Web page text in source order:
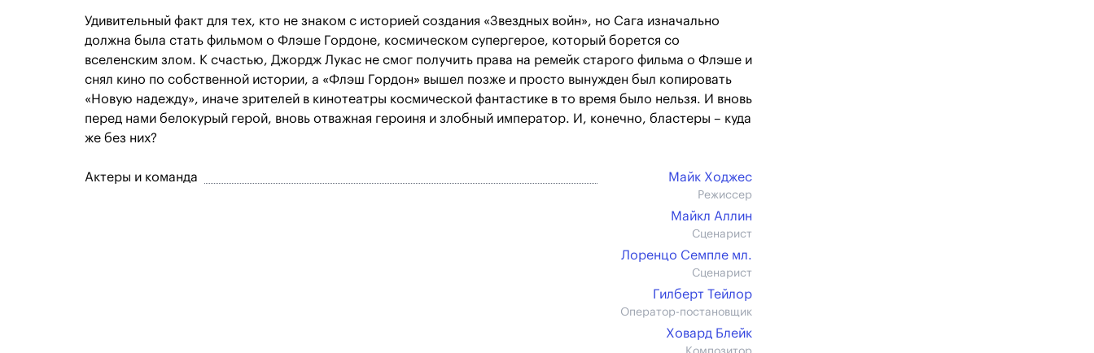
Удивительный факт для тех, кто не знаком с историей создания «Звездных войн», но Сага изначально
должна была стать фильмом о Флэше Гордоне, космическом супергерое, который борется со
вселенским злом. К счастью, Джордж Лукас не смог получить права на ремейк старого фильма о Флэше и
снял кино по собственной истории, а «Флэш Гордон» вышел позже и просто вынужден был копировать
«Новую надежду», иначе зрителей в кинотеатры космической фантастике в то время было нельзя. И вновь
перед нами белокурый герой, вновь отважная героиня и злобный император. И, конечно, бластеры – куда
же без них?
Актеры и команда Майк Ходжес
Режиссер
Майкл Аллин
Сценарист
Лоренцо Семпле мл.
Сценарист
Гилберт Тейлор
Оператор-постановщик
Ховард Блейк